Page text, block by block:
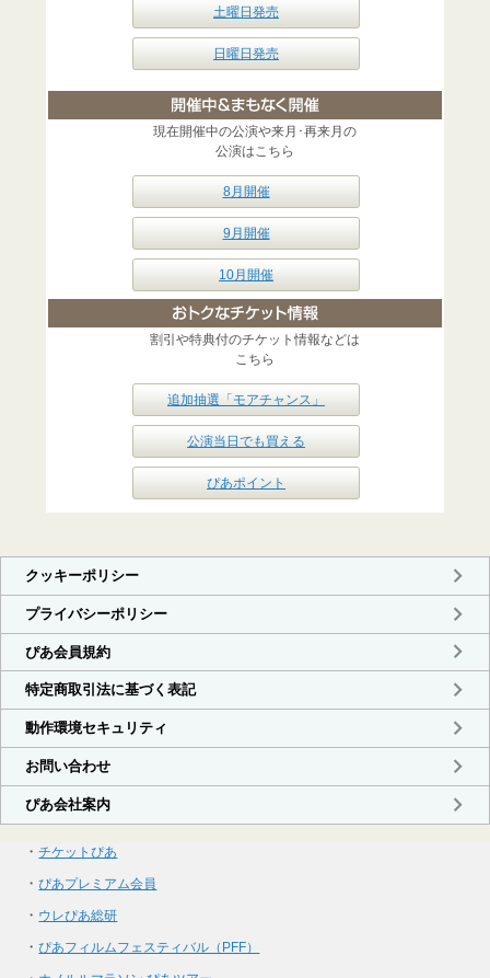
土曜日発売
日曜日発売
現在開催中の公演や来月･再来月の
公演はこちら
8月開催
9月開催
10月開催
割引や特典付のチケット情報などは
こちら
追加抽選「モアチャンス」
公演当日でも買える
ぴあポイント
・チケットぴあ
・ぴあプレミアム会員
・ ウレぴあ総研
・ぴあフィルムフェスティバル（PFF）